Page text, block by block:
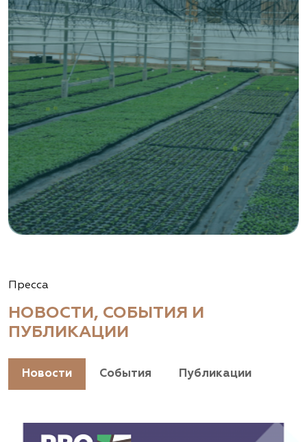
Пресса
НОВОСТИ, СОБЫТИЯ И
ПУБЛИКАЦИИ
Новости События Публикации